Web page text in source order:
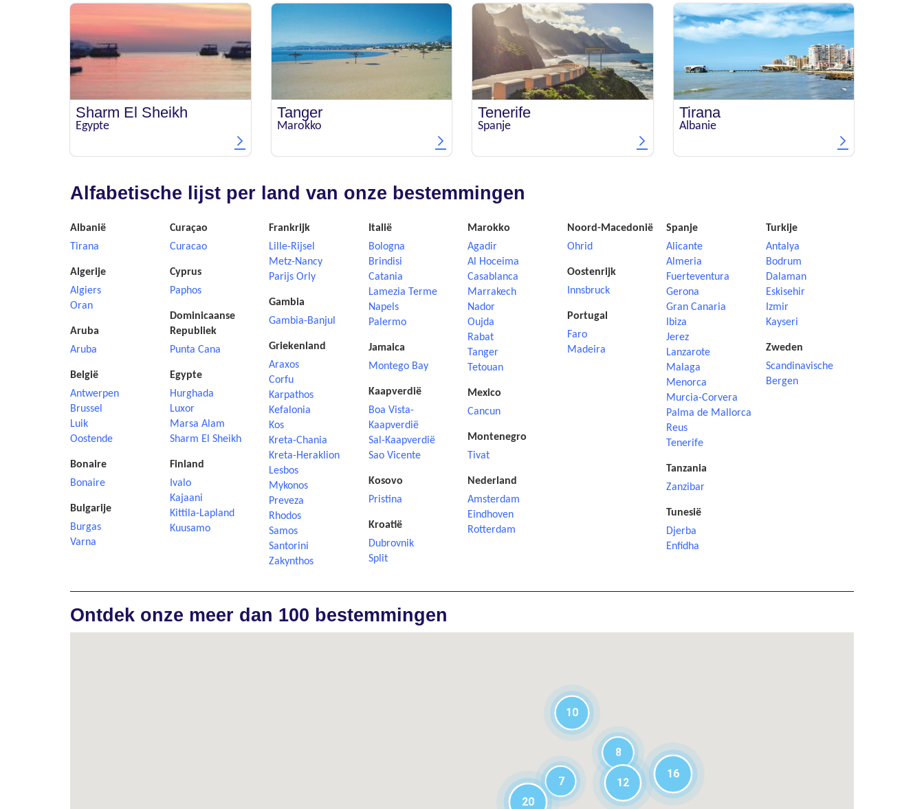
Sharm El Sheikh
Egypte
Tanger
Marokko
Tenerife
Spanje
Tirana
Albanie
Alfabetische lijst per land van onze bestemmingen
Albanië
Tirana
Algerije
Algiers
Oran
Aruba
Aruba
België
Antwerpen
Brussel
Luik
Oostende
Bonaire
Bonaire
Bulgarije
Burgas
Varna
Curaçao
Curacao
Cyprus
Paphos
Dominicaanse
Republiek
Punta Cana
Egypte
Hurghada
Luxor
Marsa Alam
Sharm El Sheikh
Finland
Ivalo
Kajaani
Kittila-Lapland
Kuusamo
Frankrijk
Lille-Rijsel
Metz-Nancy
Parijs Orly
Gambia
Gambia-Banjul
Griekenland
Araxos
Corfu
Karpathos
Kefalonia
Kos
Kreta-Chania
Kreta-Heraklion
Lesbos
Mykonos
Preveza
Rhodos
Samos
Santorini
Zakynthos
Italië
Bologna
Brindisi
Catania
Lamezia Terme
Napels
Palermo
Jamaica
Montego Bay
Kaapverdië
Boa Vista-
Kaapverdië
Sal-Kaapverdië
Sao Vicente
Kosovo
Pristina
Kroatië
Dubrovnik
Split
Marokko
Agadir
Al Hoceima
Casablanca
Marrakech
Nador
Oujda
Rabat
Tanger
Tetouan
Mexico
Cancun
Montenegro
Tivat
Nederland
Amsterdam
Eindhoven
Rotterdam
Noord-Macedonië
Ohrid
Oostenrijk
Innsbruck
Portugal
Faro
Madeira
Spanje
Alicante
Almeria
Fuerteventura
Gerona
Gran Canaria
Ibiza
Jerez
Lanzarote
Malaga
Menorca
Murcia-Corvera
Palma de Mallorca
Reus
Tenerife
Tanzania
Zanzibar
Tunesië
Djerba
Enfidha
Turkije
Antalya
Bodrum
Dalaman
Eskisehir
Izmir
Kayseri
Zweden
Scandinavische
Bergen
Ontdek onze meer dan 100 bestemmingen
20
10
16
12
8
7